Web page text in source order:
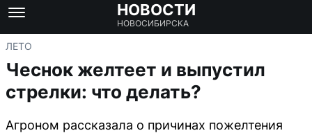
НОВОСТИ
НОВОСИБИРСКА
ЛЕТО
Чеснок желтеет и выпустил
стрелки: что делать?
Агроном рассказала о причинах пожелтения